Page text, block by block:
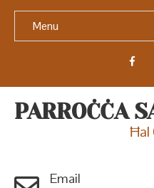
Menu
PARROĊĊA
Ħal
Email